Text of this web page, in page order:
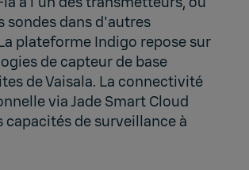
sondes dans d'autres
plateforme Indigo repose sur
de capteur de base
de Vaisala. La connectivité
viaJade Smart Cloud
capacités de surveillance à